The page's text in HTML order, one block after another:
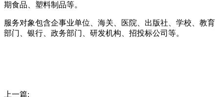
期食品、塑料制品等。
服务对象包含企事业单位、海关、医院、出版社、学校、教育
部门、银行、政务部门、研发机构、招投标公司等。
上一篇: